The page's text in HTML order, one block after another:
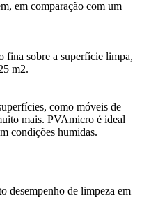
em comparação com um
fina sobre a superfície limpa,
m2.
como móveis de
mais. PVAmicro é ideal
condições humidas.
desempenho de limpeza em